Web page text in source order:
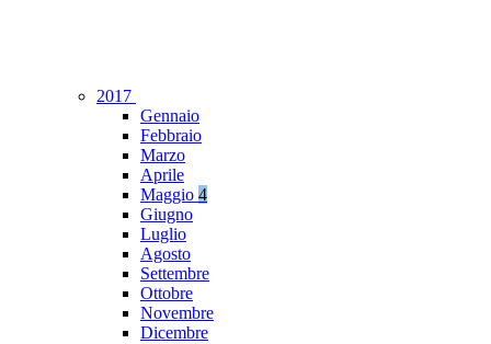
2017
Gennaio
Febbraio
Marzo
Aprile
Maggio 4
Giugno
Luglio
Agosto
Settembre
Ottobre
Novembre
Dicembre